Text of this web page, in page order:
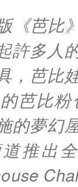
《芭比
許多人
，芭比
芭比
的夢幻
推出